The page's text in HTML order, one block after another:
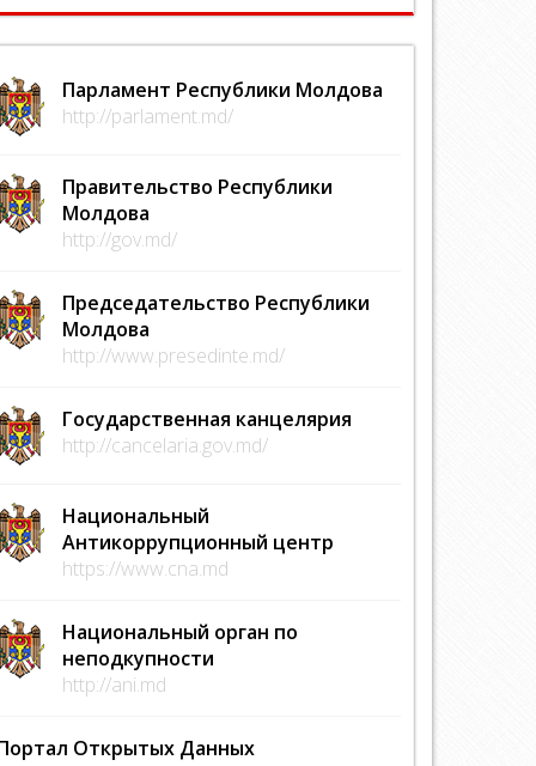
Парламент Республики Молдова
http://parlament.md/
Правительство Республики
Молдова
http://gov.md/
Председательство Республики
Молдова
http://www.presedinte.md/
Государственная канцелярия
http://cancelaria.gov.md/
Национальный
Антикоррупционный центр
https://www.cna.md
Национальный орган по
неподкупности
http://ani.md
Открытых Данных